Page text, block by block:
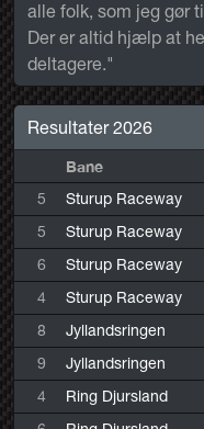
alle folk, som jeg gør
Der er altid hjælp at
deltagere."
Resultater 2026
Bane
5 Sturup Raceway
5
Sturup Raceway
6
Sturup Raceway
4
Sturup Raceway
8
Jyllandsringen
9
Jyllandsringen
4
Ring Djursland